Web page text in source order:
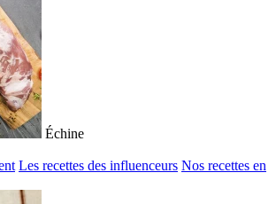
Échine
Les recettes des influenceurs Nos recettes en